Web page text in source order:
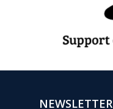
NEWSLETTER